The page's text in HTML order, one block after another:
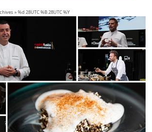
»%d 28UTC %B 28UTC %Y